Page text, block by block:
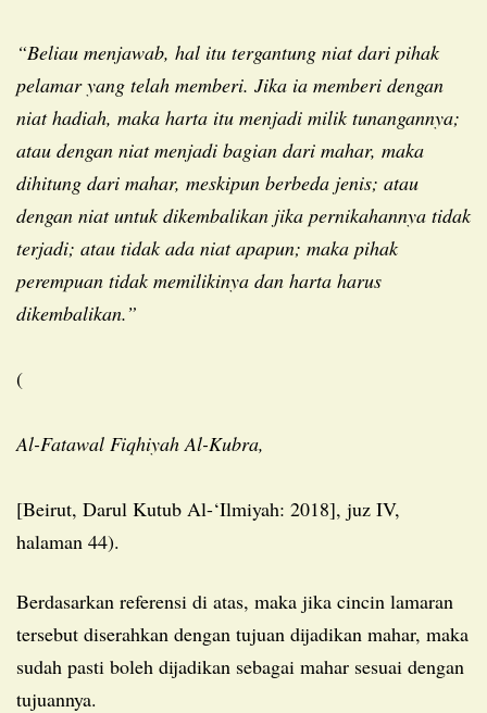
“Beliau menjawab, hal itu tergantung niat dari pihak
pelamar yang telah memberi. Jika ia memberi dengan
niat hadiah, maka harta itu menjadi milik tunangannya;
atau dengan niat menjadi bagian dari mahar, maka
dihitung dari mahar, meskipun berbeda jenis; atau
dengan niat untuk dikembalikan jika pernikahannya tidak
terjadi; atau tidak ada niat apapun; maka pihak
perempuan tidak memilikinya dan harta harus
dikembalikan.”
(
Al-Fatawal Fiqhiyah Al-Kubra,
[Beirut, Darul Kutub Al-‘Ilmiyah: 2018], juz IV,
halaman 44).
Berdasarkan referensi di atas, maka jika cincin lamaran
tersebut diserahkan dengan tujuan dijadikan mahar, maka
sudah pasti boleh dijadikan sebagai mahar sesuai dengan
tujuannya.